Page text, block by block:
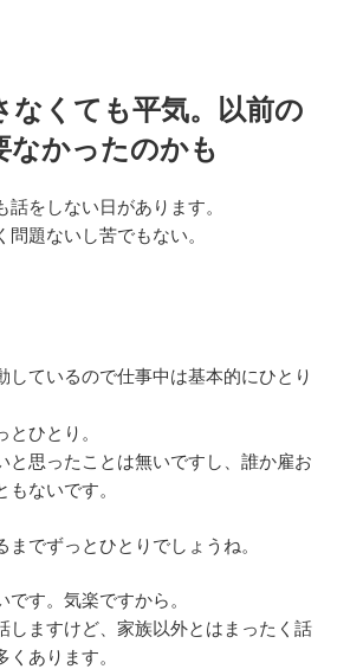
なくても平気。以前の
なかったのかも
話をしない日があります。
問題ないし苦でもない。
しているので仕事中は基本的にひとり
ひとり。
と思ったことは無いですし、誰か雇お
もないです。
までずっとひとりでしょうね。
す。気楽ですから。
しますけど、家族以外とはまったく話
くあります。